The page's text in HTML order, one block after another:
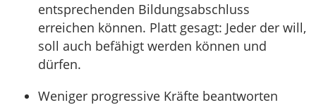
entsprechenden Bildungsabschluss
erreichen können. Platt gesagt: Jeder der will,
soll auch befähigt werden können und
dürfen.
Weniger progressive Kräfte beantworten